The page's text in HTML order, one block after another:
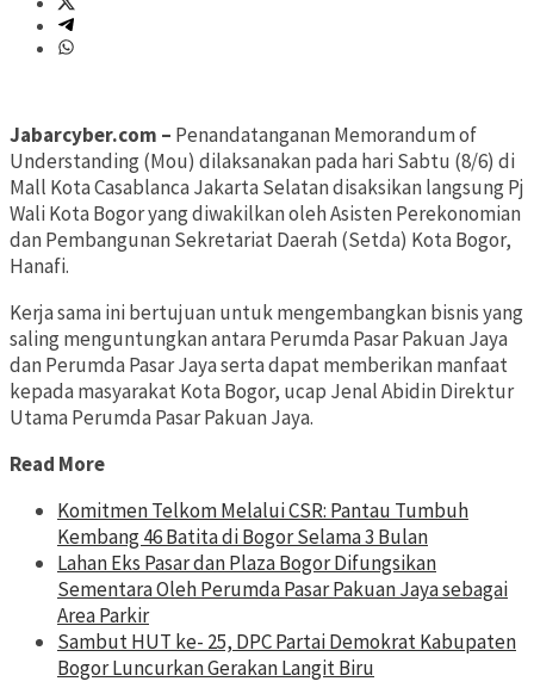
Jabarcyber.com – Penandatanganan Memorandum of
Understanding (Mou) dilaksanakan pada hari Sabtu (8/6) di
Mall Kota Casablanca Jakarta Selatan disaksikan langsung Pj
Wali Kota Bogor yang diwakilkan oleh Asisten Perekonomian
dan Pembangunan Sekretariat Daerah (Setda) Kota Bogor,
Hanafi.
Kerja sama ini bertujuan untuk mengembangkan bisnis yang
saling menguntungkan antara Perumda Pasar Pakuan Jaya
dan Perumda Pasar Jaya serta dapat memberikan manfaat
kepada masyarakat Kota Bogor, ucap Jenal Abidin Direktur
Utama Perumda Pasar Pakuan Jaya.
Read More
Komitmen Telkom Melalui CSR: Pantau Tumbuh
Kembang 46 Batita di Bogor Selama 3 Bulan
Lahan Eks Pasar dan Plaza Bogor Difungsikan
Sementara Oleh Perumda Pasar Pakuan Jaya sebagai
Area Parkir
Sambut HUT ke- 25, DPC Partai Demokrat Kabupaten
Bogor Luncurkan Gerakan Langit Biru